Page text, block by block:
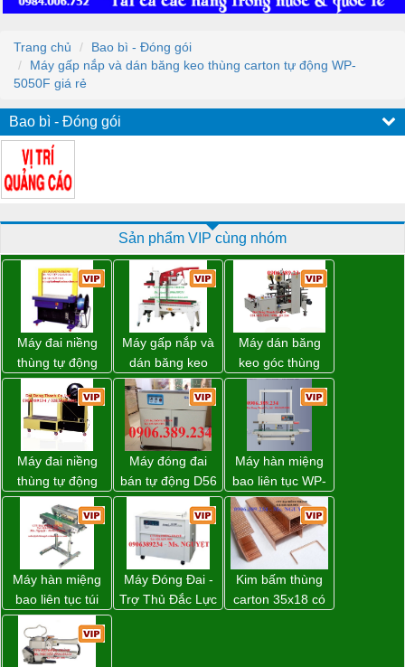
Trang chủ
Bao bì - Đóng gói
Máy gấp nắp và dán băng keo thùng carton tự động WP-
5050F giá rẻ
Bao bì - Đóng gói
Sản phẩm VIP cùng nhóm
Máy đai niềng
thùng tự động
DBA-200 giá tốt
Máy gấp nắp và
dán băng keo
thùng carton tự
động WP-5050F
giá rẻ
Máy dán băng
keo góc thùng
carton giá tốt
Đồng Nai
Máy đai niềng
thùng tự động
DBA-80A Đài
Loan giá rẻ
Máy đóng đai
bán tự động D56
Strapack
Máy hàn miệng
bao liên tục WP-
1200V chính
hãng giá tốt
Máy hàn miệng
bao liên tục túi
nằm nghiêng.
Máy Đóng Đai -
Trợ Thủ Đắc Lực
Kim bấm thùng
carton 35x18 có